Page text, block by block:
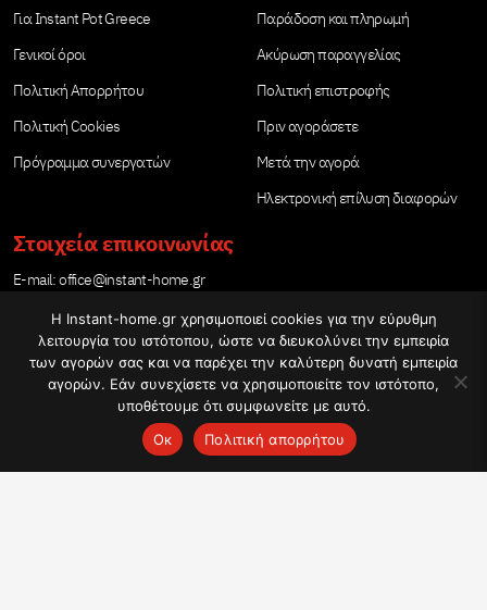
Για Instant Pot Greece
Γενικοί όροι
Πολιτική Απορρήτου
Πολιτική Cookies
Πρόγραμμα συνεργατών
Παράδοση και πληρωμή
Ακύρωση παραγγελίας
Πολιτική επιστροφής
Πριν αγοράσετε
Μετά την αγορά
Ηλεκτρονική επίλυση διαφορών
Στοιχεία επικοινωνίας
Е-mail:office@instant-home.gr
Τηλέφωνο: 21 12345004
Ωράριο εργασίας
Η Instant-home.gr χρησιμοποιεί cookies για την εύρυθμη
λειτουργία του ιστότοπου, ώστε να διευκολύνει την εμπειρία
των αγορών σας και να παρέχει την καλύτερη δυνατή εμπειρία
αγορών. Εάν συνεχίσετε να χρησιμοποιείτε τον ιστότοπο,
υποθέτουμε ότι συμφωνείτε με αυτό.
Ок
Πολιτική απορρήτου